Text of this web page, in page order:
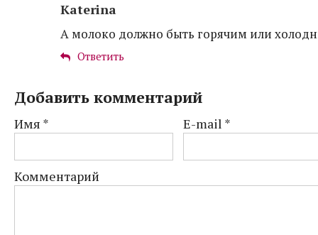
Katerina
А молоко должно быть горячим или
Ответить
Добавить комментарий
Имя * E-mail *
Комментарий